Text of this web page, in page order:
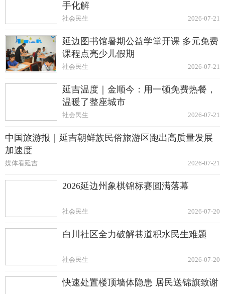
手化解
2026-07-21
社会民生
延边图书馆暑期公益学堂开课 多元免费
课程点亮少儿假期
2026-07-21
社会民生
延吉温度｜金顺今：用一顿免费热餐，
温暖了整座城市
2026-07-21
社会民生
中国旅游报｜延吉朝鲜族民俗旅游区跑出高质量发展
加速度
2026-07-21
媒体看延吉
2026延边州象棋锦标赛圆满落幕
2026-07-20
社会民生
白川社区全力破解巷道积水民生难题
2026-07-20
社会民生
快速处置楼顶墙体隐患 居民送锦旗致谢